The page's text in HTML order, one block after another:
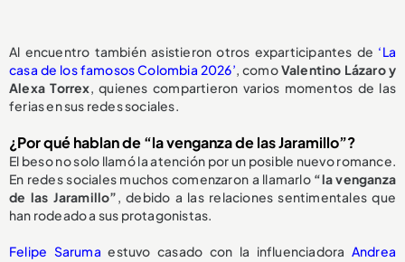
Al encuentro también asistieron otros exparticipantes de ‘La
casa de los famosos Colombia 2026’, comoValentino Lázaro y
Alexa Torrex, quienes compartieron varios momentos de las
ferias en sus redes sociales.
¿Por qué hablan de “la venganza de las Jaramillo”?
El beso no solo llamó la atención por un posible nuevo romance.
En redes sociales muchos comenzaron a llamarlo “la venganza
de las Jaramillo”, debido a las relaciones sentimentales que
han rodeado a sus protagonistas.
Felipe Saruma estuvo casado con la influenciadora Andrea